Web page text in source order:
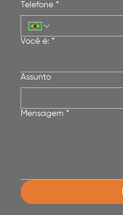
Telefone *
Você é: *
Assunto
Mensagem *